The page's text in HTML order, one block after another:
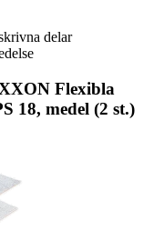
delar
Flexibla
18, medel (2 st.)